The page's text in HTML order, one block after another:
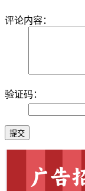
评论内容：
验证码：